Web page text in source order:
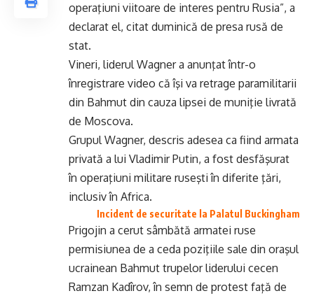
operaţiuni viitoare de interes pentru Rusia”, a
declarat el, citat duminică de presa rusă de
stat.
Vineri, liderul Wagner a anunţat într-o
înregistrare video că îşi va retrage paramilitarii
din Bahmut din cauza lipsei de muniţie livrată
de Moscova.
Grupul Wagner, descris adesea ca fiind armata
privată a lui Vladimir Putin, a fost desfăşurat
în operaţiuni militare ruseşti în diferite ţări,
inclusiv în Africa.
Incident de securitate la Palatul Buckingham
Prigojin a cerut sâmbătă armatei ruse
permisiunea de a ceda poziţiile sale din oraşul
ucrainean Bahmut trupelor liderului cecen
Ramzan Kadîrov, în semn de protest faţă de